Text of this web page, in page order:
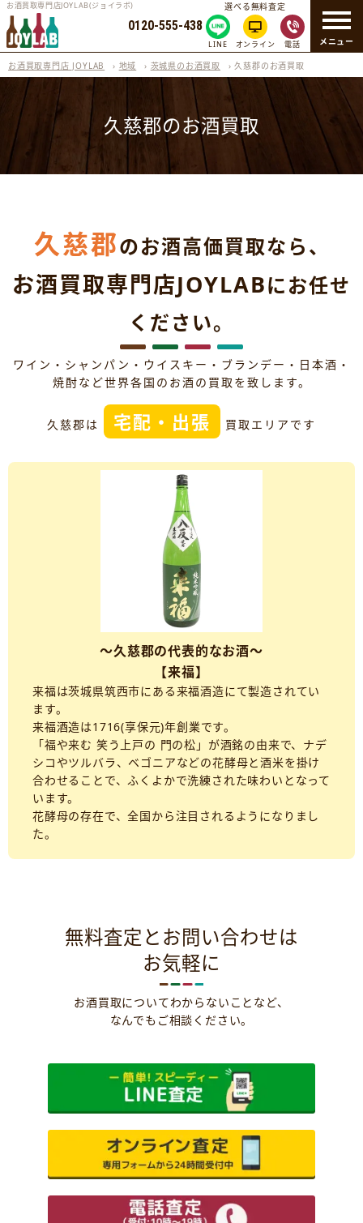
メニュー
お酒買取専門店JOYLAB(ジョイラボ)
0120-555-438
選べる無料査定
LINE オンライン 電話
お酒買取専門店 JOYLAB › 地域 › 茨城県のお酒買取 ›久慈郡のお酒買取
久慈郡のお酒買取
久慈郡のお酒高価買取なら、
お酒買取専門店JOYLABにお任せ
ください。
ワイン・シャンパン・ウイスキー・ブランデー・日本酒・
焼酎など世界各国のお酒の買取を致します。
久慈郡は 宅配・出張 買取エリアです
～久慈郡の代表的なお酒～
【来福】
来福は茨城県筑西市にある来福酒造にて製造されてい
ます。
来福酒造は1716(享保元)年創業です。
「福や来む 笑う上戸の 門の松」が酒銘の由来で、ナデ
シコやツルバラ、ベゴニアなどの花酵母と酒米を掛け
合わせることで、ふくよかで洗練された味わいとなって
います。
花酵母の存在で、全国から注目されるようになりまし
た。
無料査定とお問い合わせは
お気軽に
お酒買取についてわからないことなど、
なんでもご相談ください。